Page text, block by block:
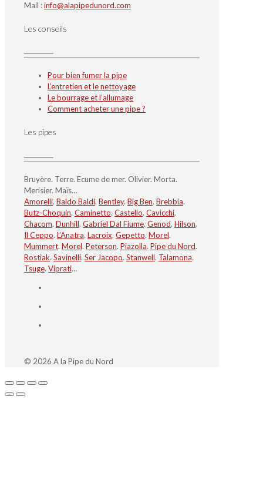
Mail :info@alapipedunord.com
Les conseils
Pour bien fumer la pipe
L’entretien et le nettoyage
Le bourrage et l’allumage
Comment acheter une pipe ?
Les pipes
Bruyère. Terre. Ecume de mer. Olivier. Morta.
Merisier. Maïs…
Amorelli. Baldo Baldi. Bentley. Big Ben. Brebbia.
Butz-Choquin. Caminetto. Castello. Cavicchi.
Chacom. Dunhill. Gabriel Dal Fiume. Genod. Hilson.
Il Ceppo. L’Anatra. Lacroix. Gepetto. Morel.
Mummert. Morel. Peterson. Piazolla. Pipe du Nord.
Rostiak. Savinelli. Ser Jacopo. Stanwell. Talamona.
Tsuge. Viprati…
© 2026 A la Pipe du Nord